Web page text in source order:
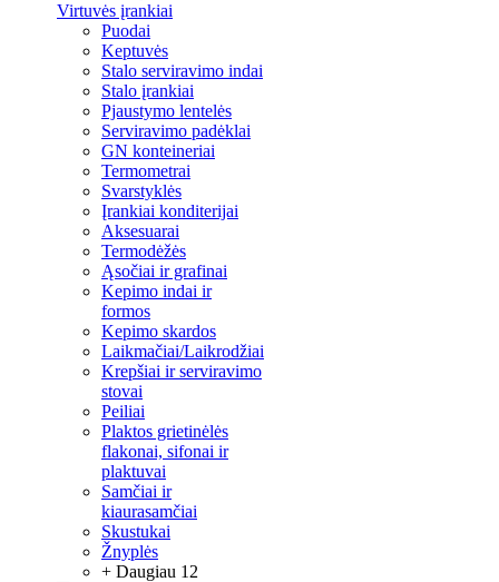
Virtuvės įrankiai
Puodai
Keptuvės
Stalo serviravimo indai
Stalo įrankiai
Pjaustymo lentelės
Serviravimo padėklai
GN konteineriai
Termometrai
Svarstyklės
Įrankiai konditerijai
Aksesuarai
Termodėžės
Ąsočiai ir grafinai
Kepimo indai ir
formos
Kepimo skardos
Laikmačiai/Laikrodžiai
Krepšiai ir serviravimo
stovai
Peiliai
Plaktos grietinėlės
flakonai, sifonai ir
plaktuvai
Samčiai ir
kiaurasamčiai
Skustukai
Žnyplės
+ Daugiau 12